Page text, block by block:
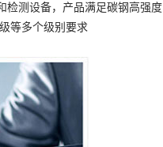
检测设备，产品满足碳钢高强度
等多个级别要求